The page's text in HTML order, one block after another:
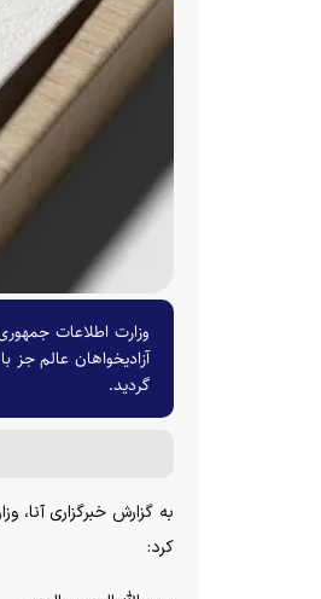
وزارت اطلاعات
آزادیخواهان عالم
گردید.
به گزارش خبرگزاری
کرد: